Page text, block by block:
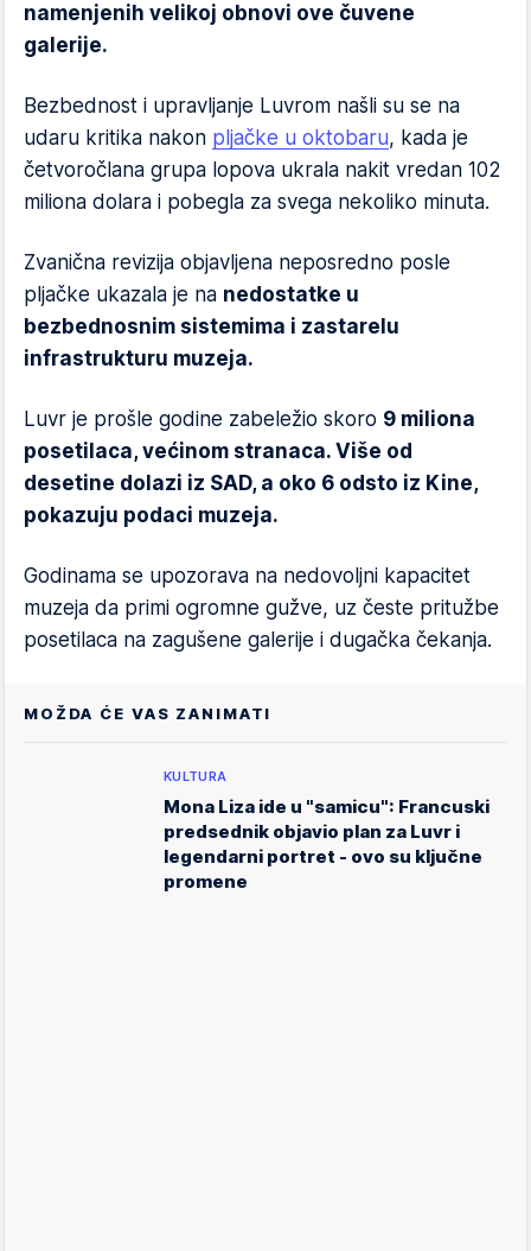
namenjenih velikoj obnovi ove čuvene
galerije.
Bezbednost i upravljanje Luvrom našli su se na
udaru kritika nakon pljačke u oktobaru, kada je
četvoročlana grupa lopova ukrala nakit vredan 102
miliona dolara i pobegla za svega nekoliko minuta.
Zvanična revizija objavljena neposredno posle
pljačke ukazala je na nedostatke u
bezbednosnim sistemima i zastarelu
infrastrukturu muzeja.
Luvr je prošle godine zabeležio skoro 9 miliona
posetilaca, većinom stranaca. Više od
desetine dolazi iz SAD, a oko 6 odsto iz Kine,
pokazuju podaci muzeja.
Godinama se upozorava na nedovoljni kapacitet
muzeja da primi ogromne gužve, uz česte pritužbe
posetilaca na zagušene galerije i dugačka čekanja.
MOŽDA ĆE VAS ZANIMATI
KULTURA
Mona Liza ide u "samicu": Francuski
predsednik objavio plan za Luvr i
legendarni portret - ovo su ključne
promene